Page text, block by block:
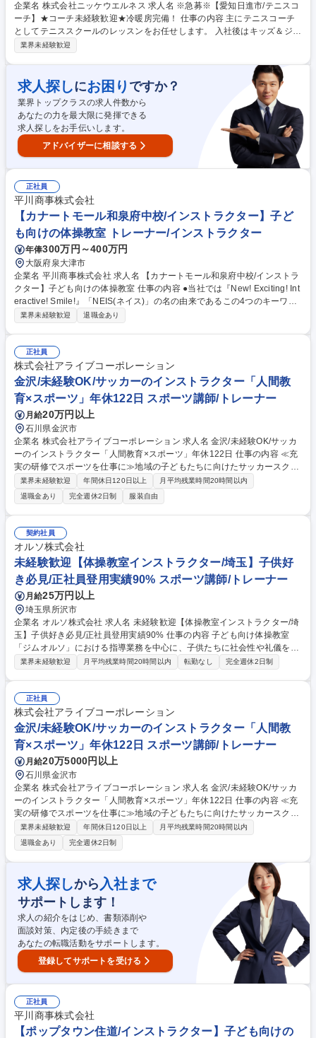
企業名 株式会社ニッケウエルネス 求人名 ※急募※【愛知日進市/テニスコ
ーチ】★コーチ未経験歓迎★冷暖房完備！ 仕事の内容 主にテニスコーチ
としてテニススクールのレッスンをお任せします。 入社後はキッズ＆ジュ
ニア/一般コースの初級クラスやアシスタントとして実戦経験を積んでいた
■レッスン業務：幼稚園児～主婦・サラリーマン・年配の方まで様々な方
のレッスンを行い、実力次第で上級クラスをお任せすることもあります！
【その他】 ■テニスレッスンに関わる業務全般■物販■イベント企画■スク
ール生の管理などスクールを盛り立てていくお仕事になります！ 募集職種
※急募※【愛知日進市/テニスコーチ】★コーチ未経験歓迎★冷暖房完備！
業界未経験歓迎
求人探しにお困り ですか？
業界トップクラスの求人件数から
あなたの力を最大限に発揮できる
求人探しをお手伝いします。
アドバイザーに相談する
正社員
平川商事株式会社
【カナートモール和泉府中校/インストラクター】子ど
も向けの体操教室 トレーナー/インストラクター
年俸300万円～400万円
大阪府泉大津市
企業名 平川商事株式会社 求人名 【カナートモール和泉府中校/インストラ
クター】子ども向けの体操教室 仕事の内容 ●当社では『New! Exciting! Int
eractive! Smile!』「NEIS(ネイス)」の名の由来であるこの4つのキーワー
ドを合言葉に、心と体の健康作りのお手伝いをしております。 【具体的に
ンとした体操教室で、指導から教室運営まで幅広く活躍することができま
す。ネイス本部の研修プログラムがあるので、未経験の方でも無理なく業
務が覚えられる環境です。 募集職種 【カナートモール和泉府中校/インス
トラクター】子ども向けの体操教室
業界未経験歓迎 退職金あり
正社員
株式会社アライブコーポレーション
金沢/未経験OK/サッカーのインストラクター「人間教
育×スポーツ」年休122日 スポーツ講師/トレーナー
月給20万円以上
石川県金沢市
企業名 株式会社アライブコーポレーション 求人名 金沢/未経験OK/サッカ
ーのインストラクター「人間教育×スポーツ」年休122日 仕事の内容 ≪充
実の研修でスポーツを仕事に≫地域の子どもたちに向けたサッカースクー
ルの運営・指導をお任せします。明確な評価制度と段階的な研修があり、
未経験から教育のプロへ成長可能です。 ■スクール指導：幼児から小学生
を対象に１クラス約１０から３０名へ指導（1回約60分程度） ■教室運
営：体験会の企画やチラシ配布を通じた会員獲得 ■イベント企画：（毎年
子どもの大きな成長に職員が感動する）合宿や大会の企画・運営 ★入会イ
ンセンティブ有！（1人の入会につき3,000円を支給） 募集職種 金沢/未経
験OK/サッカーのインストラクター「人間教育×スポーツ」年休122日
業界未経験歓迎 年間休日120日以上
月平均残業時間20時間以内
退職金あり
完全週休2日制 服装自由
契約社員
オルソ株式会社
未経験歓迎【体操教室インストラクター/埼玉】子供好
き必見/正社員登用実績90% スポーツ講師/トレーナー
月給25万円以上
埼玉県所沢市
企業名 オルソ株式会社 求人名 未経験歓迎【体操教室インストラクター/埼
玉】子供好き必見/正社員登用実績90% 仕事の内容 子ども向け体操教室
「ジムオルソ」における指導業務を中心に、子供たちに社会性や礼儀を伝
えるインストラクター業務をお任せします。インストラクター1名に対
など社会性の教育 ■保護者対応やコミュニケーション ■SNS発信やイベン
ト運営補助 【業務の流れ】出社後、事務作業やレッスン準備。お昼を休憩
を挟んで、午後からレッスン開始。1レッスン50分×4～5クラス（土日7～
8クラス）担当していただきます。レッスン終了後、ミーティングや掃除
などの閉店作業がございます。 募集職種 未経験歓迎【体操教室インスト
ラクター/埼玉】子供好き必見/正社員登用実績90%
業界未経験歓迎 月平均残業時間20時間以内 転勤なし 完全週休2日制
正社員
株式会社アライブコーポレーション
金沢/未経験OK/サッカーのインストラクター「人間教
育×スポーツ」年休122日 スポーツ講師/トレーナー
月給20万5000円以上
石川県金沢市
企業名 株式会社アライブコーポレーション 求人名 金沢/未経験OK/サッカ
ーのインストラクター「人間教育×スポーツ」年休122日 仕事の内容 ≪充
実の研修でスポーツを仕事に≫地域の子どもたちに向けたサッカースクー
ルの運営・指導をお任せします。明確な評価制度と段階的な研修があり、
未経験から教育のプロへ成長可能です。 ■スクール指導：幼児から小学生
を対象に１クラス約１０から３０名へ指導（1回約60分程度） ■教室運
営：体験会の企画やチラシ配布を通じた会員獲得 ■イベント企画：（毎年
子どもの大きな成長に職員が感動する）合宿や大会の企画・運営 ★入会イ
ンセンティブ有！（1人の入会につき3,000円を支給） 募集職種 金沢/未経
験OK/サッカーのインストラクター「人間教育×スポーツ」年休122日
業界未経験歓迎 年間休日120日以上
月平均残業時間20時間以内
退職金あり
完全週休2日制
求人探しから 入社まで
サポートします！
求人の紹介をはじめ、書類添削や
面談対策、内定後の手続きまで
あなたの転職活動をサポートします。
登録してサポートを受ける
正社員
平川商事株式会社
【ポップタウン住道/インストラクター】子ども向けの